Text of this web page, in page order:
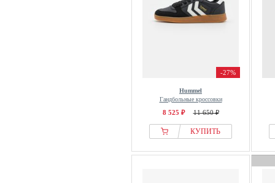
-27%
Hummel
Гандбольные кроссовки
8 525 ₽ 11 650 ₽
КУПИТЬ